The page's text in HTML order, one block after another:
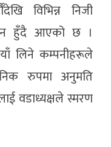
विभिन्न निजी
हुँदै आएको छ ।
लिने कम्पनीहरूले
रुपमा अनुमति
वडाध्यक्षले स्मरण